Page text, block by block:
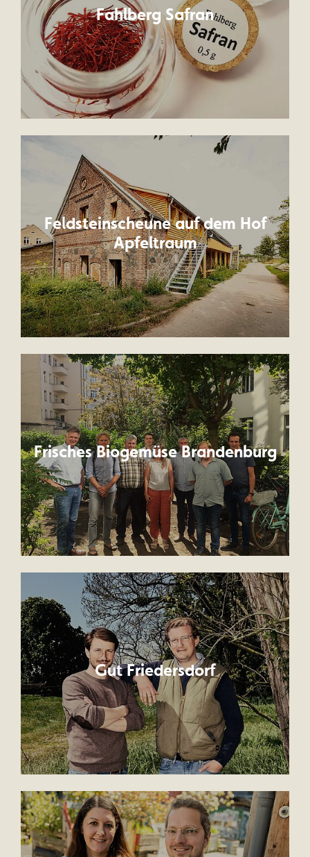
Fahlberg Safran
Feldsteinscheune auf dem Hof
Apfeltraum
Frisches Biogemüse Brandenburg
Gut Friedersdorf